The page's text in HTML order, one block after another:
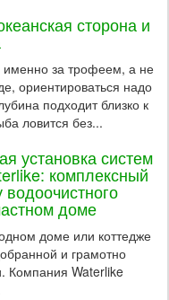
сторона и
именно за трофеем, а не
ориентироваться надо
подходит близко к
ловится без...
установка систем
комплексный
доме
доме или коттедже
и грамотно
Компания Waterlike